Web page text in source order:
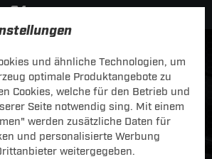
und ähnliche Technologien, um
optimale Produktangebote zu
Cookies, welche für den Betrieb und
Seite notwendig sing. Mit einem
werden zusätzliche Daten für
und personalisierte Werbung
weitergegeben.